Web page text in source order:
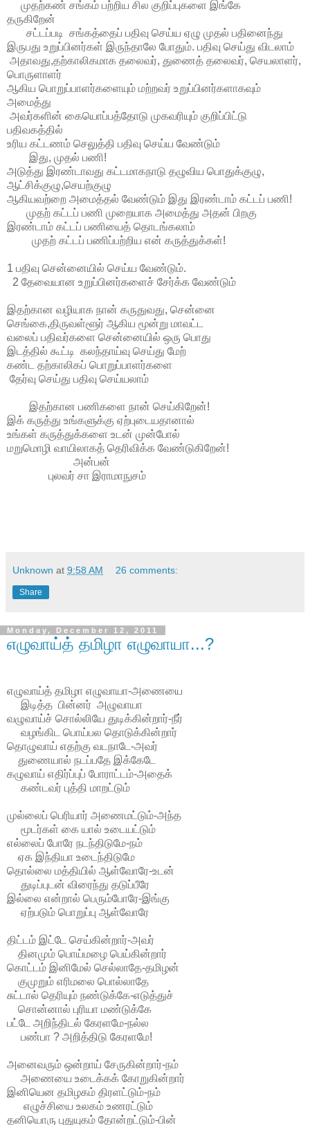
முதற்கண் சங்கம் பற்றிய சில குறிப்புகளை இங்கே
தருகிறேன்
சட்டப்படி சங்கத்தைப் பதிவு செய்ய ஏழு முதல் பதினைந்து
இருபது உறுப்பினர்கள் இருந்தாலே போதும். பதிவு செய்து விடலாம்
அதாவது,தற்காலிகமாக தலைவர், துணைத் தலைவர், செயலாளர்,
பொருளாளர்
ஆகிய பொறுப்பாளர்களையும் மற்றவர் உறுப்பினர்களாகவும்
அமைத்து
அவர்களின் கையொப்பத்தோடு முகவரியும் குறிப்பிட்டு
பதிவகத்தில்
உரிய கட்டணம் செலுத்தி பதிவு செய்ய வேண்டும்
இது, முதல் பணி!
அடுத்து இரண்டாவது கட்டமாகநாடு தழுவிய பொதுக்குழு,
ஆட்சிக்குழு,செயற்குழு
ஆகியவற்றை அமைத்தல் வேண்டும் இது இரண்டாம் கட்டப் பணி!
முதற் கட்டப் பணி முறையாக அமைத்து அதன் பிறகு
இரண்டாம் கட்டப் பணியைத் தொடங்கலாம்
முதற் கட்டப் பணிப்பற்றிய என் கருத்துக்கள்!
1 பதிவு சென்னையில் செய்ய வேண்டும்.
2 தேவையான உறுப்பினர்களைச் சேர்க்க வேண்டும்
இதற்கான வழியாக நான் கருதுவது, சென்னை
செங்கை,திருவள்ளூர் ஆகிய மூன்று மாவட்ட
வலைப் பதிவர்களை சென்னையில் ஒரு பொது
இடத்தில் கூட்டி கலந்தாய்வு செய்து மேற்
கண்ட தற்காலிகப் பொறுப்பாளர்களை
தேர்வு செய்து பதிவு செய்யலாம்
இதற்கான பணிகளை நான் செய்கிறேன்!
இக் கருத்து உங்களுக்கு ஏற்புடையதானால்
உங்கள் கருத்துக்களை உடன் முன்போல்
மறுமொழி வாயிலாகத் தெரிவிக்க வேண்டுகிறேன்!
அன்பன்
புலவர் சா இராமாநுசம்
Unknown at 9:58 AM 26 comments:
Share
Monday, December 12, 2011
எழுவாய்த் தமிழா எழுவாயா...?
எழுவாய்த் தமிழா எழுவாயா-அணையை
இடித்த பின்னர் அழுவாயா
வழுவாய்ச் சொல்லியே துடிக்கின்றார்-நீர்
வழங்கிட பொய்பல தொடுக்கின்றார்
தொழுவாய் எதற்கு வடநாடே-அவர்
துணையால் நடப்பதே இக்கேடே
கழுவாய் எதிர்ப்புப் போராட்டம்-அதைக்
கண்டவர் புத்தி மாறட்டும்
முல்லைப் பெரியார் அணைமட்டும்-அந்த
மூடர்கள் கை யால் உடையட்டும்
எல்லைப் போரே நடந்திடுமே-நம்
ஏக இந்தியா உடைந்திடுமே
தொல்லை மத்தியில் ஆள்வோரே-உடன்
துடிப்புடன் விரைந்து தடுப்பீரே
இல்லை என்றால் பெரும்போரே-இங்கு
ஏற்படும் பொறுப்பு ஆள்வோரே
திட்டம் இட்டே செய்கின்றார்-அவர்
தினமும் பொய்மழை பெய்கின்றார்
கொட்டம் இனிமேல் செல்லாதே-தமிழன்
குமுறும் எரிமலை பொல்லாதே
சுட்டால் தெரியும் நண்டுக்கே-எடுத்துச்
சொன்னால் புரியா மண்டுக்கே
பட்டே அறிந்திடல் கேரளமே-நல்ல
பண்பா ? அறித்திடு கேரளமே!
அனைவரும் ஒன்றாய் சேருகின்றார்-நம்
அணையை உடைக்கக் கோறுகின்றார்
இனியென தமிழகம் திரளட்டும்-நம்
எழுச்சியை உலகம் உணரட்டும்
தனியொரு புதுயுகம் தோன்றட்டும்-பின்